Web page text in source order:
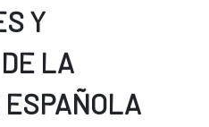
Y
LA
ESPAÑOLA